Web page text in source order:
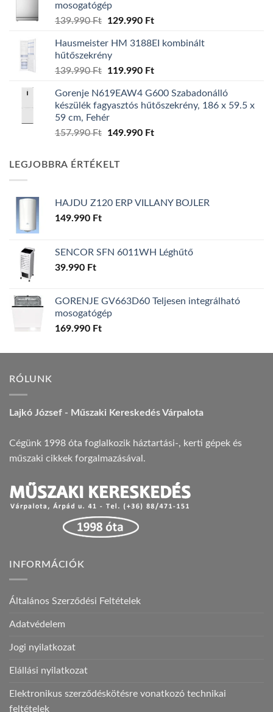
mosogatógép
139.990Ft
Original
was:
139.990 Ft.
129.990 FtCurrent
is:
Hausmeister HM 3188EI kombinált
hűtőszekrény
139.990Ft
Original
was:
139.990 Ft.
119.990 FtCurrent
is:
119.990 Ft.
Gorenje N619EAW4 G600 Szabadonálló
készülék fagyasztós hűtőszekrény, 186 x 59.5 x
59 cm, Fehér
157.990Ft
Original
157.990 Ft.
149.990 FtCurrent
LEGJOBBRA ÉRTÉKELT
HAJDU Z120 ERP VILLANY BOJLER
149.990 Ft
SENCOR SFN 6011WH Léghűtő
39.990 Ft
GORENJE GV663D60 Teljesen integrálható
mosogatógép
169.990 Ft
RÓLUNK
Lajkó József - Műszaki Kereskedés Várpalota
Cégünk 1998 óta foglalkozik háztartási-, kerti gépek és
műszaki cikkek forgalmazásával.
INFORMÁCIÓK
Általános Szerződési Feltételek
Adatvédelem
Jogi nyilatkozat
Elállási nyilatkozat
Elektronikus szerződéskötésre vonatkozó technikai
feltételek